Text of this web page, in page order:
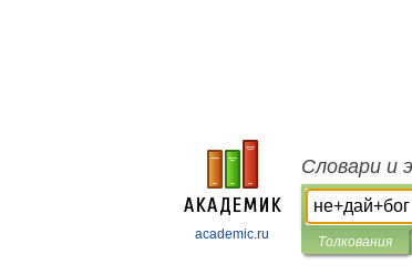
academic.ru
Словари и
Толкования